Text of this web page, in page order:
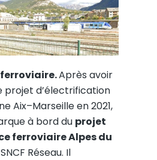
Après avoir
projet d’électrification
Aix–Marseille en 2021,
à bord du projet
ferroviaire Alpes du
Réseau. Il